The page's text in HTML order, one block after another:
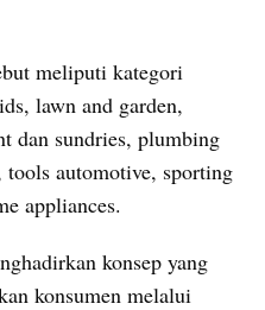
meliputi kategori
lawn and garden,
dan sundries, plumbing
automotive, sporting
appliances.
konsep yang
konsumen melalui